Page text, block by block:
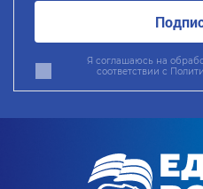
Я соглашаюсь на
соответствии с